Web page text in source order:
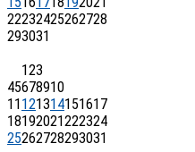
22232425262728
293031
123
45678910
11 121314151617
18192021222324
25262728293031